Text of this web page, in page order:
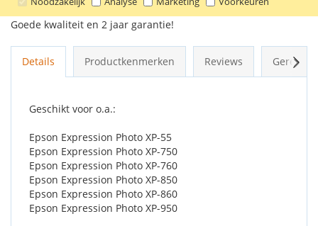
Goede kwaliteit en 2 jaar garantie!
Details Productkenmerken Reviews
Geschikt voor o.a.:
Epson Expression Photo XP-55
Epson Expression Photo XP-750
Epson Expression Photo XP-760
Epson Expression Photo XP-850
Epson Expression Photo XP-860
Epson Expression Photo XP-950